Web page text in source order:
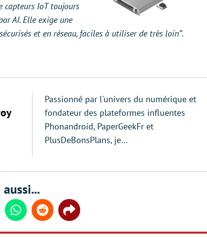
capteurs IoT toujours
AI. Elle exige une
et en réseau, faciles à utiliser de très loin”.
Passionné par l'univers du numérique et
fondateur des plateformes influentes
Phonandroid, PaperGeekFr et
PlusDeBonsPlans, je…
WhatsappReddit Share